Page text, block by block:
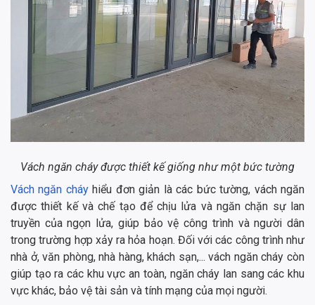
Vách ngăn cháy được thiết kế giống như một bức tường
Vách ngăn cháyhiểu đơn giản là các bức tường, vách ngăn
được thiết kế và chế tạo để chịu lửa và ngăn chặn sự lan
truyền của ngọn lửa, giúp bảo vệ công trình và người dân
trong trường hợp xảy ra hỏa hoạn. Đối với các công trình như
nhà ở, văn phòng, nhà hàng, khách sạn,... vách ngăn cháy còn
giúp tạo ra các khu vực an toàn, ngăn cháy lan sang các khu
vực khác, bảo vệ tài sản và tính mạng của mọi người.